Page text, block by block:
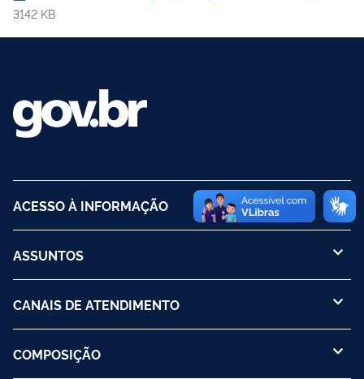
3142 KB
ACESSO À INFORMAÇÃO
ASSUNTOS
CANAIS DE ATENDIMENTO
COMPOSIÇÃO